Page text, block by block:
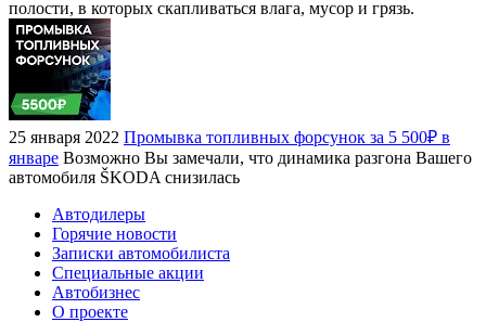
полости, в которых скапливаться влага, мусор и грязь.
25 января 2022 Промывка топливных форсунок за 5 500₽ в
январе Возможно Вы замечали, что динамика разгона Вашего
автомобиля ŠKODA снизилась
Автодилеры
Горячие новости
Записки автомобилиста
Специальные акции
Автобизнес
О проекте